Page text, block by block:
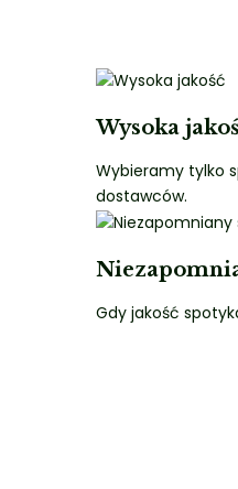
Wysoka
Wybieramy tylko
dostawców.
Gdy jakość